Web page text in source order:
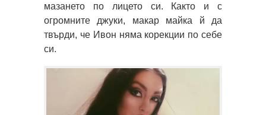
мазането по лицето си. Както и с
огромните джуки, макар майка й да
твърди, че Ивон няма корекции по себе
си.